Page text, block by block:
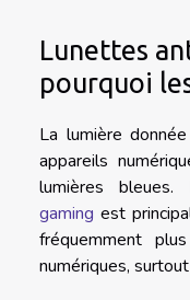
Lunettes
pourquoi
La lumière
appareils
lumières
gaming est
fréquemment
numériques,